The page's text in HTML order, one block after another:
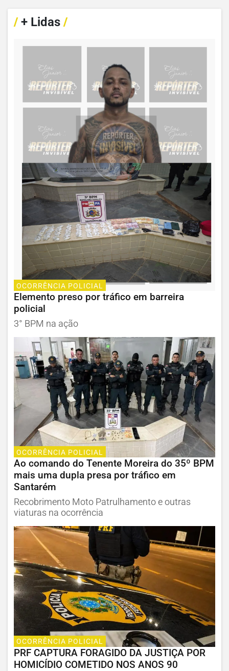
/+ Lidas /
OCORRÊNCIA POLICIAL
Elemento preso por tráfico em barreira
policial
3° BPM na ação
OCORRÊNCIA POLICIAL
Ao comando do Tenente Moreira do 35º BPM
mais uma dupla presa por tráfico em
Santarém
Recobrimento Moto Patrulhamento e outras
viaturas na ocorrência
OCORRÊNCIA POLICIAL
PRF CAPTURA FORAGIDO DA JUSTIÇA POR
HOMICÍDIO COMETIDO NOS ANOS 90